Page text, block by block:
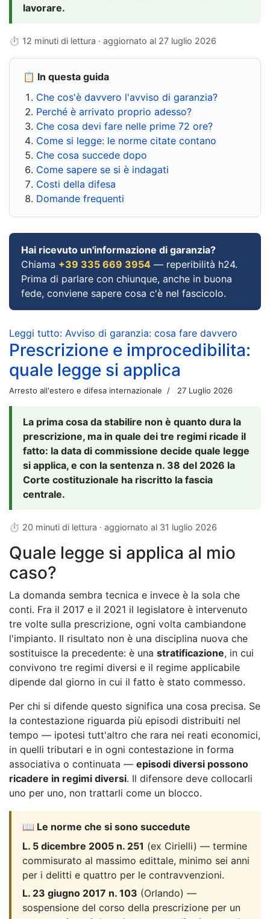
lavorare.
⏱ 12 minuti di lettura · aggiornato al 27 luglio 2026
📋 In questa guida
Che cos'è davvero l'avviso di garanzia?
Perché è arrivato proprio adesso?
Che cosa devi fare nelle prime 72 ore?
Come si legge: le norme citate contano
Che cosa succede dopo
Come sapere se si è indagati
Costi della difesa
Domande frequenti
Hai ricevuto un'informazione di garanzia?
Chiama +39 335 669 3954 — reperibilità h24.
Prima di parlare con chiunque, anche in buona
fede, conviene sapere cosa c'è nel fascicolo.
Leggi tutto: Avviso di garanzia: cosa fare davvero
Prescrizione e improcedibilita:
quale legge si applica
Arresto all'estero e difesa internazionale 27 Luglio 2026
La prima cosa da stabilire non è quanto dura la
prescrizione, ma in quale dei tre regimi ricade il
fatto: la data di commissione decide quale legge
si applica, e con la sentenza n. 38 del 2026 la
Corte costituzionale ha riscritto la fascia
centrale.
⏱ 20 minuti di lettura · aggiornato al 31 luglio 2026
Quale legge si applica al mio
caso?
La domanda sembra tecnica e invece è la sola che
conti. Fra il 2017 e il 2021 il legislatore è intervenuto
tre volte sulla prescrizione, ogni volta cambiandone
l'impianto. Il risultato non è una disciplina nuova che
sostituisce la precedente: è una stratificazione, in cui
convivono tre regimi diversi e il regime applicabile
dipende dal giorno in cui il fatto è stato commesso.
Per chi si difende questo significa una cosa precisa. Se
la contestazione riguarda più episodi distribuiti nel
tempo — ipotesi tutt'altro che rara nei reati economici,
in quelli tributari e in ogni contestazione in forma
associativa o continuata — episodi diversi possono
ricadere in regimi diversi. Il difensore deve collocarli
uno per uno, non trattarli come un blocco.
📖 Le norme che si sono succedute
L. 5 dicembre 2005 n. 251 (ex Cirielli) — termine
commisurato al massimo edittale, minimo sei anni
per i delitti e quattro per le contravvenzioni.
L. 23 giugno 2017 n. 103 (Orlando) —
sospensione del corso della prescrizione per un